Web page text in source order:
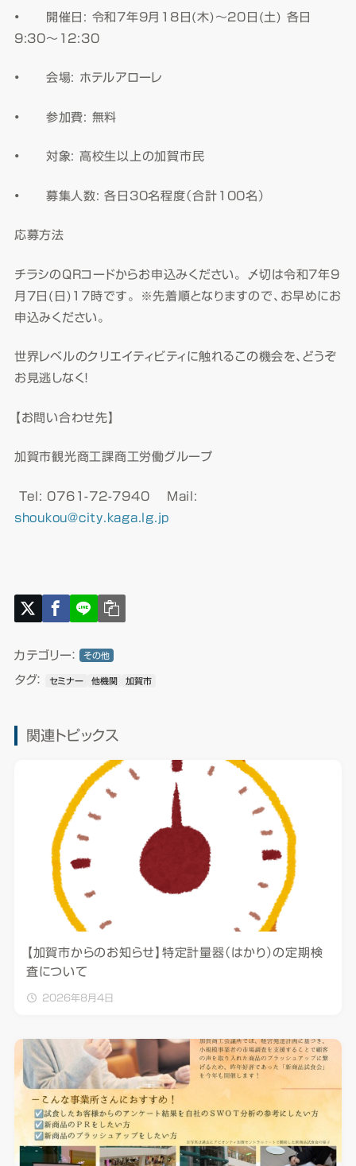
•
開催日: 令和7年9月18日(木)～20日(土) 各日
9:30～12:30
• 会場: ホテルアローレ
• 参加費: 無料
• 対象: 高校生以上の加賀市民
• 募集人数: 各日30名程度（合計100名）
応募方法
チラシのQRコードからお申込みください。 〆切は令和7年9
月7日(日)17時です。 ※先着順となりますので、お早めにお
申込みください。
世界レベルのクリエイティビティに触れるこの機会を、どうぞ
お見逃しなく！
【お問い合わせ先】
加賀市観光商工課商工労働グループ
Tel: 0761-72-7940 Mail:
shoukou@city.kaga.lg.jp
カテゴリー： その他
タグ： セミナー 他機関 加賀市
関連トピックス
【加賀市からのお知らせ】特定計量器（はかり）の定期検
査について
2026年8月4日